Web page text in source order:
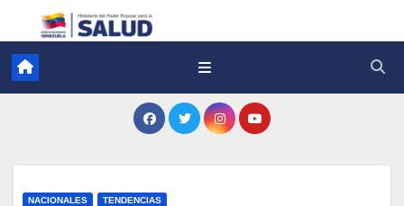
NACIONALES TENDENCIAS